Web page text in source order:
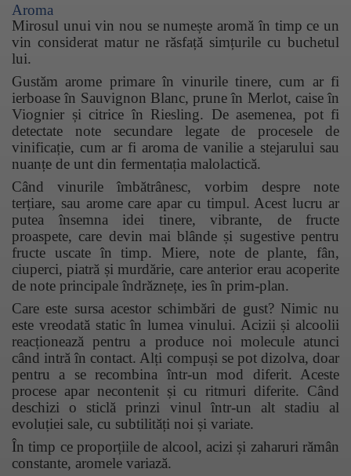
Aroma
Mirosul unui vin nou se numește aromă în timp ce un
vin considerat matur ne răsfață simțurile cu buchetul
lui.
Gustăm arome primare în vinurile tinere, cum ar fi
ierboase în Sauvignon Blanc, prune în Merlot, caise în
Viognier și citrice în Riesling. De asemenea, pot fi
detectate note secundare legate de procesele de
vinificație, cum ar fi aroma de vanilie a stejarului sau
nuanțe de unt din fermentația malolactică.
Când vinurile îmbătrânesc, vorbim despre note
terțiare, sau arome care apar cu timpul. Acest lucru ar
putea însemna idei tinere, vibrante, de fructe
proaspete, care devin mai blânde și sugestive pentru
fructe uscate în timp. Miere, note de plante, fân,
ciuperci, piatră și murdărie, care anterior erau acoperite
de note principale îndrăznețe, ies în prim-plan.
Care este sursa acestor schimbări de gust? Nimic nu
este vreodată static în lumea vinului. Acizii și alcoolii
reacționează pentru a produce noi molecule atunci
când intră în contact. Alți compuși se pot dizolva, doar
pentru a se recombina într-un mod diferit. Aceste
procese apar necontenit și cu ritmuri diferite. Când
deschizi o sticlă prinzi vinul într-un alt stadiu al
evoluției sale, cu subtilități noi și variate.
În timp ce proporțiile de alcool, acizi și zaharuri rămân
constante, aromele variază.